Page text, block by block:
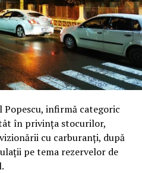
infirmă categoric
în privința stocurilor,
cu carburanți, după
pe tema rezervelor de